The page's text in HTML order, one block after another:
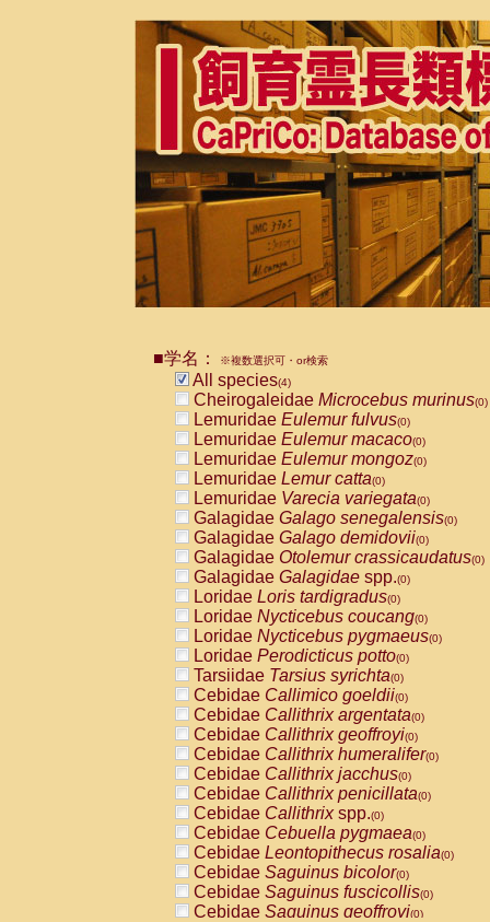
■学名： ※複数選択可・or検索
All species(4)
Cheirogaleidae Microcebus murinus(0)
Lemuridae Eulemur fulvus(0)
Lemuridae Eulemur macaco(0)
Lemuridae Eulemur mongoz(0)
Lemuridae Lemur catta(0)
Lemuridae Varecia variegata(0)
Galagidae Galago senegalensis(0)
Galagidae Galago demidovii(0)
Galagidae Otolemur crassicaudatus(0)
Galagidae Galagidae spp.(0)
Loridae Loris tardigradus(0)
Loridae Nycticebus coucang(0)
Loridae Nycticebus pygmaeus(0)
Loridae Perodicticus potto(0)
Tarsiidae Tarsius syrichta(0)
Cebidae Callimico goeldii(0)
Cebidae Callithrix argentata(0)
Cebidae Callithrix geoffroyi(0)
Cebidae Callithrix humeralifer(0)
Cebidae Callithrix jacchus(0)
Cebidae Callithrix penicillata(0)
Cebidae Callithrixspp.(0)
Cebidae Cebuella pygmaea(0)
Cebidae Leontopithecus rosalia(0)
Cebidae Saguinus bicolor(0)
Cebidae Saguinus fuscicollis(0)
Cebidae Saguinus geoffroyi(0)